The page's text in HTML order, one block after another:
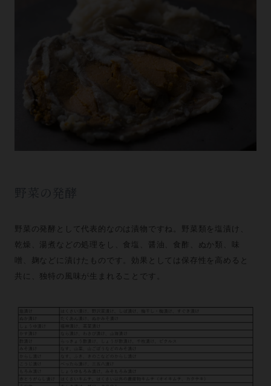
野菜の発酵として代表的なのは漬物ですね。野菜類を塩漬け、
乾燥、湯煮などの処理をし、食塩、醤油、食酢、ぬか類、味
噌、麹などに漬けたものです。効果としては保存性を高めると
共に、独特の風味が生まれることです。